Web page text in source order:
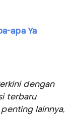
apa Ya
dengan
terbaru
lainnya,